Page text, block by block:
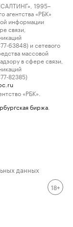
1995–
«РБК»
информации
связи,
63848) и сетевого
массовой
в сфере связи,
82385)
«РБК».
биржа
данных
18+